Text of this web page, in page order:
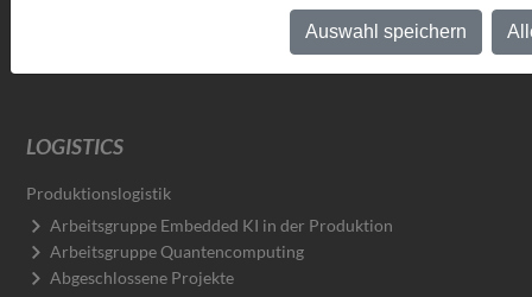
LOGISTICS
Produktionslogistik
Arbeitsgruppe Embedded KI in der Produktion
Arbeitsgruppe Quantencomputing
Abgeschlossene Projekte
Auswahl speichern